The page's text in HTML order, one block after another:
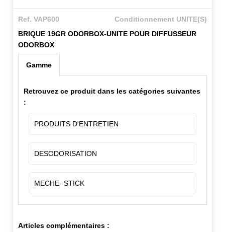
Ref. VAP600
Conditionnement UNITE(S)
BRIQUE 19GR ODORBOX-UNITE POUR DIFFUSSEUR
ODORBOX
Gamme
Retrouvez ce produit dans les catégories suivantes
:
PRODUITS D'ENTRETIEN
DESODORISATION
MECHE- STICK
Articles complémentaires :